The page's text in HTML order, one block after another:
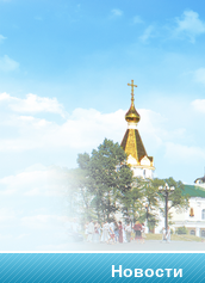
Новости